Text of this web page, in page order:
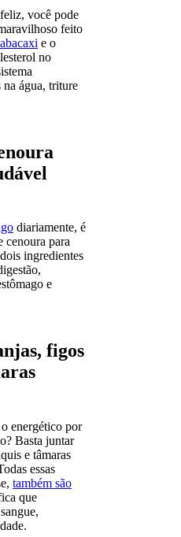
você pode
feito
e o
no
água, triture
diariamente, é
cenoura para
ingredientes
e
figos
energético por
Basta juntar
e tâmaras
essas
também são
que